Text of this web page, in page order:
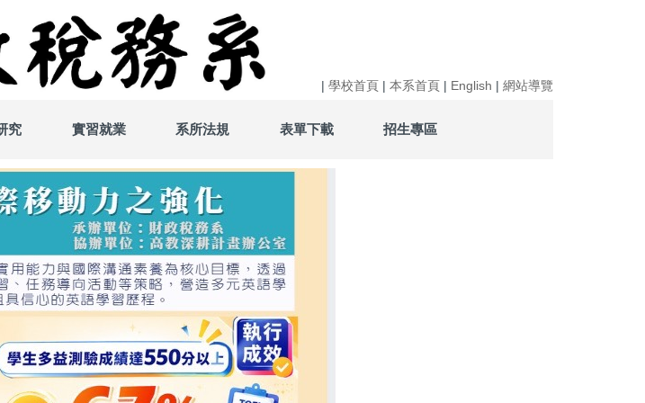
| 學校首頁 | 本系首頁 | English | 網站導覽
究 實習就業 系所法規 表單下載 招生專區